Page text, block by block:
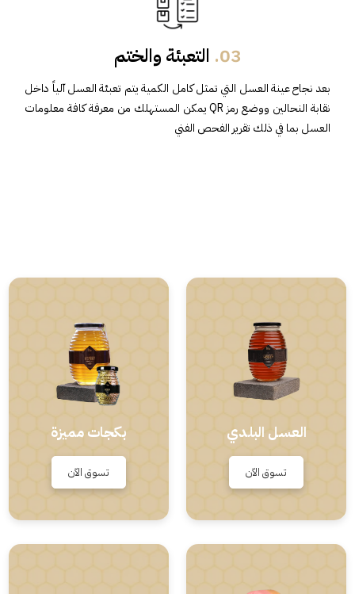
03. التعبئة والختم
بعد نجاح عينة العسل التي تمثل كامل الكمية يتم تعبئة العسل آلياً داخل
نقابة النحالين ووضع رمز QR يمكن المستهلك من معرفة كافة معلومات
العسل بما في ذلك تقرير الفحص الفني
العسل البلدي
تسوق الآن
بكجات مميزة
تسوق الآن